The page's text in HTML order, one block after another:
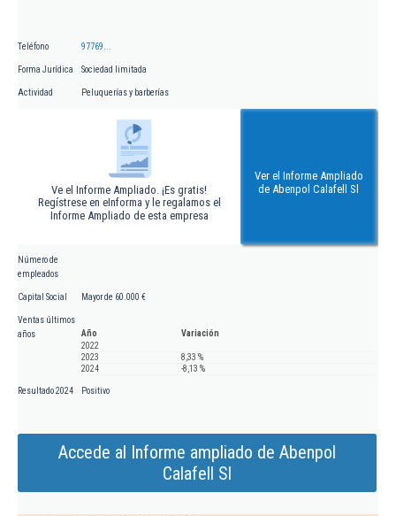
Teléfono 97769...
Forma Jurídica Sociedad limitada
Actividad Peluquerías y barberías
Ve el Informe Ampliado. ¡Es gratis!
Regístrese en eInforma y le regalamos el
Informe Ampliado de esta empresa
Ver el Informe Ampliado
de Abenpol Calafell Sl
Número de
empleados
Capital Social Mayor de 60.000 €
Ventas últimos
años
Año
Variación
2022
2023
8,33 %
2024
-8,13 %
Resultado 2024 Positivo
Accede al Informe ampliado de Abenpol
Calafell Sl